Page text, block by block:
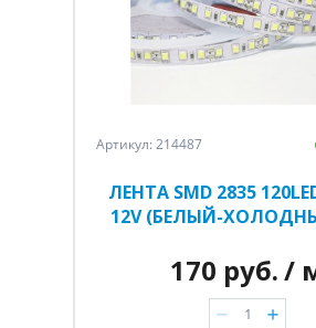
Артикул: 214487
ЛЕНТА SMD 2835
12V (БЕЛЫЙ-
170 руб./